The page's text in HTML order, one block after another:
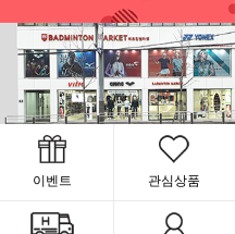
이벤트 관심상품